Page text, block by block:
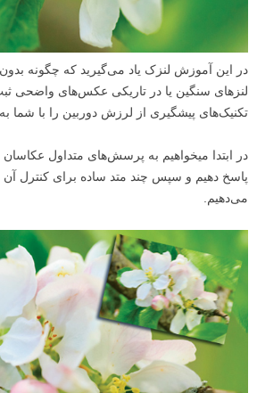
در این آموزش لنزک یاد می‌گیرید که چگونه بدون
لنز‌های سنگین یا در تاریکی عکس‌های واضحی ثبت
تکنیک‌های پیشگیری از لرزش دوربین را با شما
در ابتدا میخواهیم به پرسش‌های متداول
پاسخ دهیم و سپس چند متد ساده برای کنترل آن
می‌دهیم.